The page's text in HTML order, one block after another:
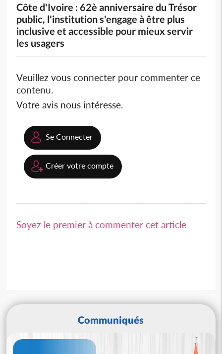
Côte d'Ivoire : 62è anniversaire du Trésor
public, l'institution s'engage à être plus
inclusive et accessible pour mieux servir
les usagers
Veuillez vous connecter pour commenter ce
contenu.
Votre avis nous intéresse.
Se Connecter
Créer votre compte
Soyez le premier à commenter cet article
Communiqués